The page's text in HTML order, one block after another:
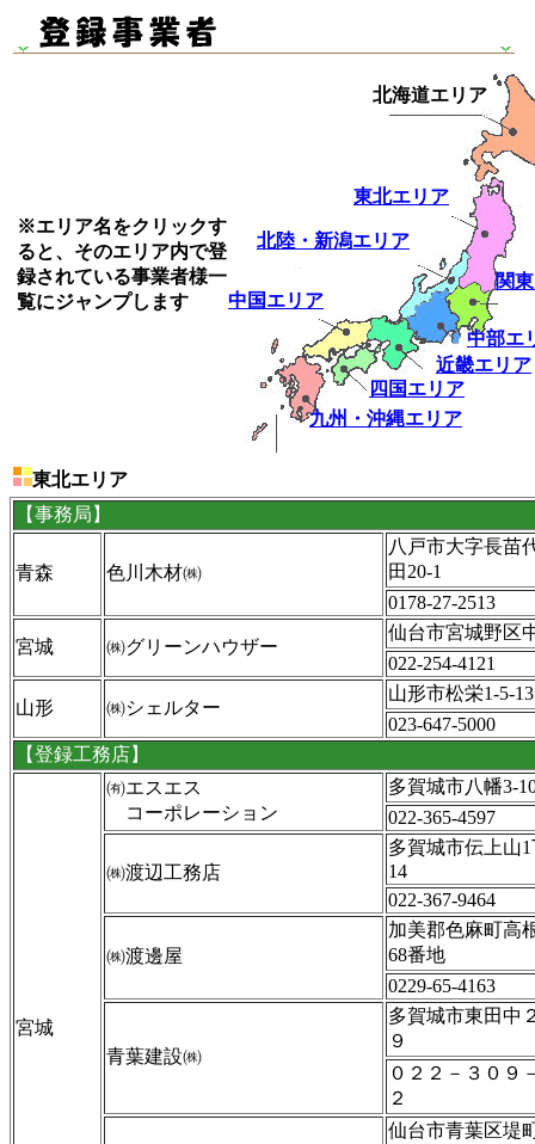
近畿エリア
九州・沖縄エリア
四国エリア
中国エリア
中部エ
関
東北エリア
北陸・新潟エリア
北海道エリア
※エリア名をクリックす
ると、そのエリア内で登
録されている事業者様一
覧にジャンプします
東北エリア
【事務局】
青森 色川木材㈱
八戸市大字長苗
田20-1
0178-27-2513
宮城 ㈱グリーンハウザー
仙台市宮城野区
022-254‐4121
山形 ㈱シェルター
山形市松栄1-5-13
023-647-5000
【登録工務店】
宮城
㈲エスエス
コーポレーション
多賀城市八幡3-
022-365-4597
㈱渡辺工務店
多賀城市伝上山
14
022-367-9464
㈱渡邊屋
加美郡色麻町高
68番地
0229-65-4163
青葉建設㈱
多賀城市東田中
９
０２２－３０９
２
仙台市青葉区堤